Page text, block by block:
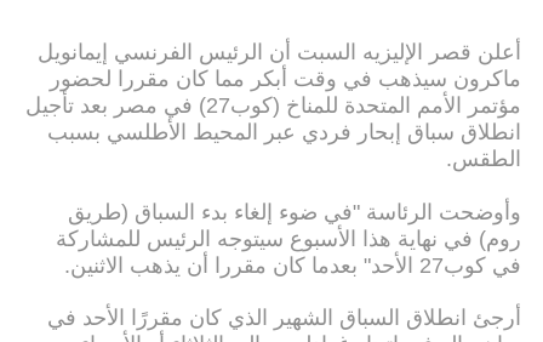
أعلن قصر الإليزيه السبت أن الرئيس الفرنسي إيمانويل
ماكرون سيذهب في وقت أبكر مما كان مقررا لحضور
مؤتمر الأمم المتحدة للمناخ (كوب27) في مصر بعد تأجيل
انطلاق سباق إبحار فردي عبر المحيط الأطلسي بسبب
الطقس.
وأوضحت الرئاسة "في ضوء إلغاء بدء السباق (طريق
روم) في نهاية هذا الأسبوع سيتوجه الرئيس للمشاركة
في كوب27 الأحد" بعدما كان مقررا أن يذهب الاثنين.
أرجئ انطلاق السباق الشهير الذي كان مقررًا الأحد في